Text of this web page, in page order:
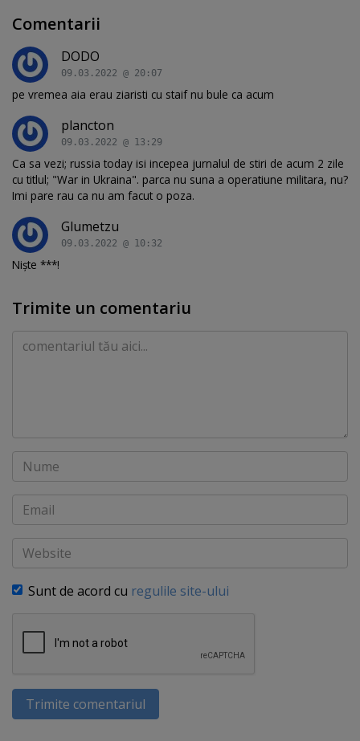
Comentarii
DODO
09.03.2022 @ 20:07
pe vremea aia erau ziaristi cu staif nu bule ca acum
plancton
09.03.2022 @ 13:29
Ca sa vezi; russia today isi incepea jurnalul de stiri de acum 2 zile
cu titlul; "War in Ukraina". parca nu suna a operatiune militara, nu?
Imi pare rau ca nu am facut o poza.
Glumetzu
09.03.2022 @ 10:32
Niște ***!
Trimite un comentariu
Comentariu
Nume
Email
Website
Sunt de acord cu regulile site-ului
Trimite comentariul